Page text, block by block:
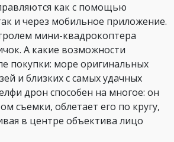
как с помощью
и через мобильное приложение.
мини-квадрокоптера
А какие возможности
покупки: море оригинальных
и близких с самых удачных
дрон способен на многое: он
съемки, облетает его по кругу,
в центре объектива лицо